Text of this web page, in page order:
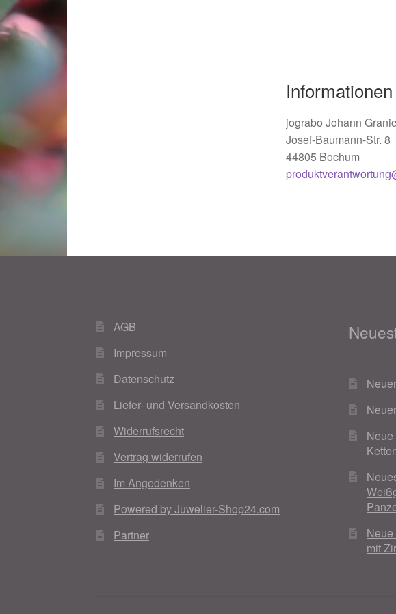
jograbo Johann
Josef-Baumann-Str. 8
44805 Bochum
AGB
Impressum
Datenschutz
Liefer- und Versandkosten
Widerrufsrecht
Vertrag widerrufen
Im Angedenken
Powered by Juwelier-Shop24.com
Partner
mit